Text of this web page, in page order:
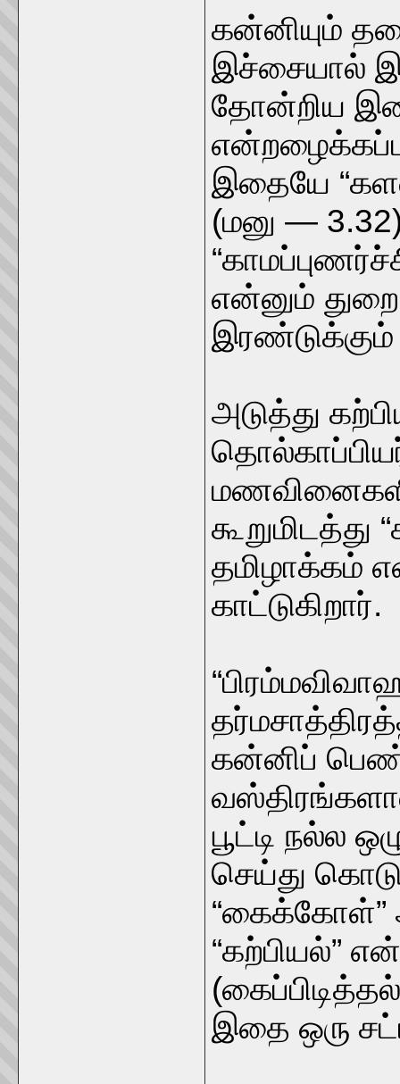
கன்னியும்
இச்சையால்
தோன்றிய
இதையே
(மனு —
என்னும் துறை
இரண்டுக்கும்
அடுத்து
தொல்காப்பியர்
கூறுமிடத்து
தமிழாக்கம்
காட்டுகிறார்.
கன்னிப்
பூட்டி நல்ல
செய்து
“கைக்கோள்”
“கற்பியல்”
இதை ஒரு